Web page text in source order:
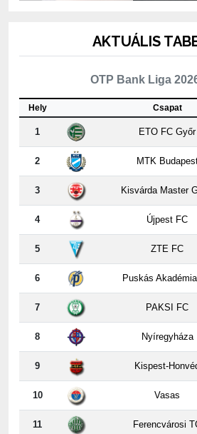
OTP Bank Liga
Csapat
1 ETO FC Győr
2 MTK Budapest
3 Kisvárda Master
4 Újpest FC
5 ZTE FC
6 Puskás Akadémia
7 PAKSI FC
8 Nyíregyháza
9 Kispest-Honvéd
10 Vasas
11 Ferencvárosi TC
12 DVSC